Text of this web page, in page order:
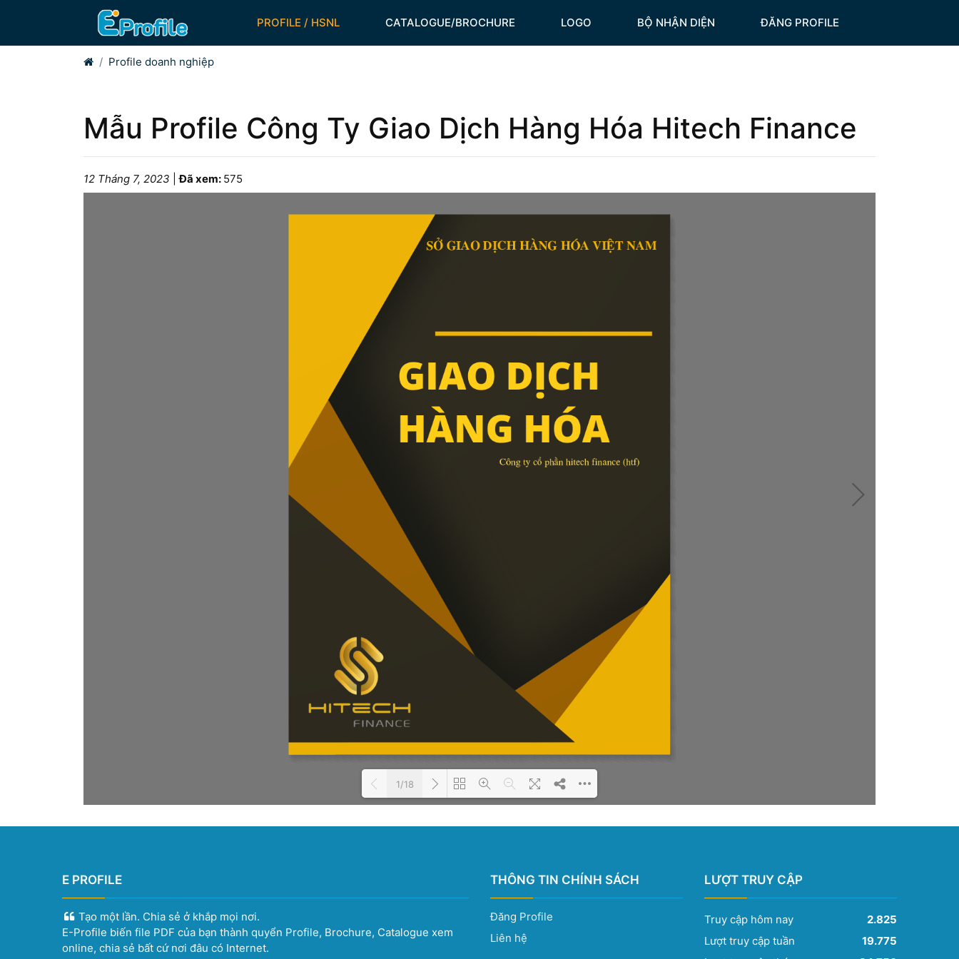
PROFILE / HSNL CATALOGUE/BROCHURE LOGO BỘ NHẬN DIỆN ĐĂNG PROFILE
HomeProfile doanh nghiệp
Mẫu Profile Công Ty Giao Dịch Hàng Hóa Hitech Finance
12 Tháng 7, 2023 |Đã xem: 575
Please wait while the book is
DearFlip: Loading PDF 100%
1/18
E PROFILE
Tạo một lần. Chia sẻ ở khắp mọi nơi.
E-Profile biến file PDF của bạn thành quyển Profile, Brochure, Catalogue xem
online, chia sẻ bất cứ nơi đâu có Internet.
THÔNG TIN CHÍNH SÁCH
Đăng Profile
Liên hệ
LƯỢT TRUY CẬP
Truy cập hôm nay
2.825
Lượt truy cập tuần
19.775